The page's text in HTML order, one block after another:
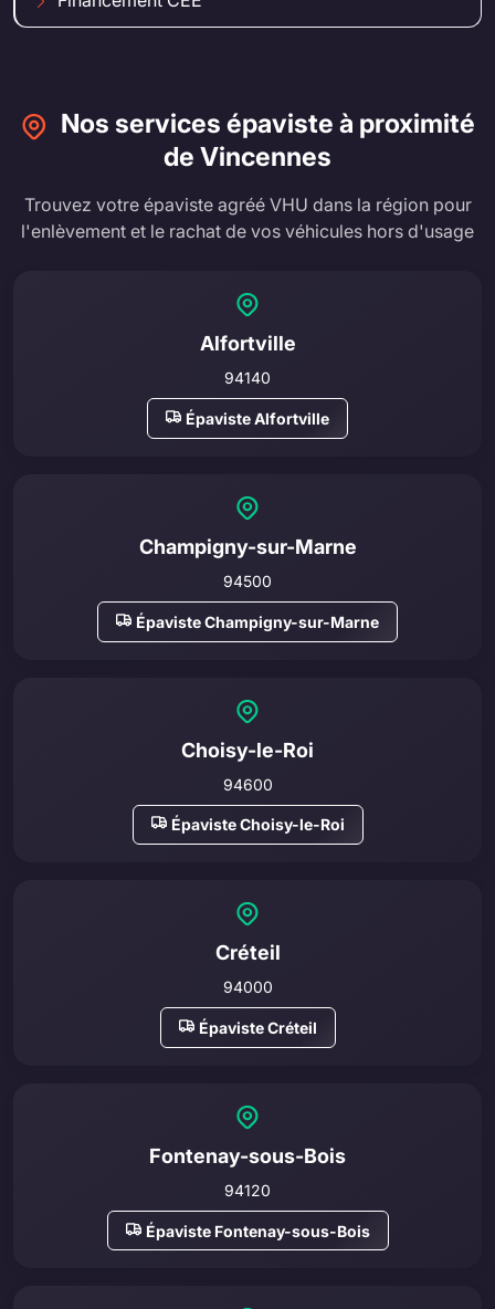
Nos services épaviste à proximité
de Vincennes
Trouvez votre épaviste agréé VHU dans la région pour
l'enlèvement et le rachat de vos véhicules hors d'usage
Alfortville
94140
Épaviste Alfortville
Champigny-sur-Marne
94500
Épaviste Champigny-sur-Marne
Choisy-le-Roi
94600
Épaviste Choisy-le-Roi
Créteil
94000
Épaviste Créteil
Fontenay-sous-Bois
94120
Épaviste Fontenay-sous-Bois